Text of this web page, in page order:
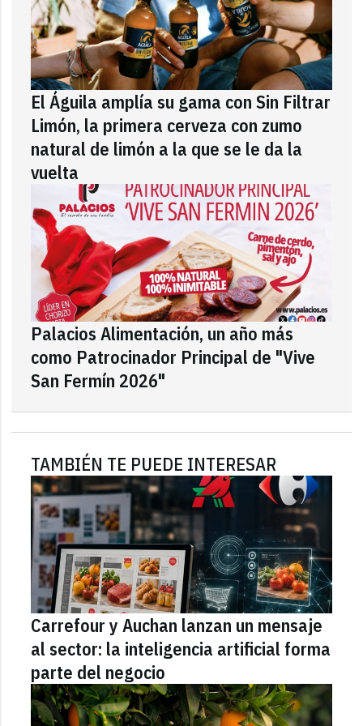
El Águila amplía su gama con Sin Filtrar
Limón, la primera cerveza con zumo
natural de limón a la que se le da la
vuelta
Palacios Alimentación, un año más
como Patrocinador Principal de "Vive
San Fermín 2026"
TAMBIÉN TE PUEDE INTERESAR
Carrefour y Auchan lanzan un mensaje
al sector: la inteligencia artificial forma
parte del negocio